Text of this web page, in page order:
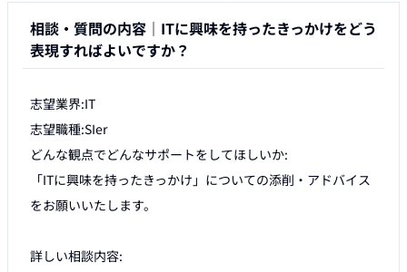
相談・質問の内容｜ ITに興味を持ったきっかけをどう
表現すればよいですか？
志望業界:IT
志望職種:SIer
どんな観点でどんなサポートをしてほしいか:
「ITに興味を持ったきっかけ」についての添削・アドバイス
をお願いいたします。
詳しい相談内容: